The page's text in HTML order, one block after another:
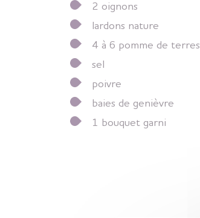
2 oignons
lardons nature
4 à 6 pomme de terres
sel
poivre
baies de genièvre
1 bouquet garni